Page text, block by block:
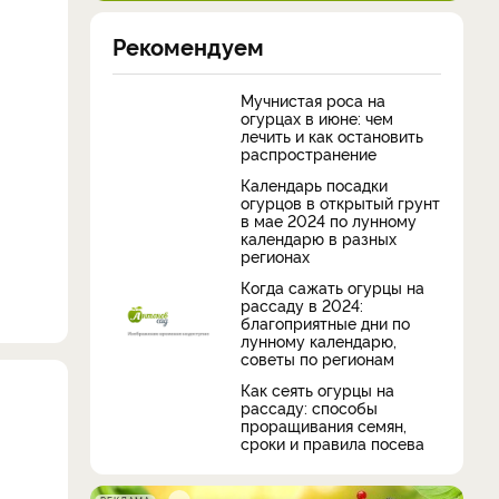
Рекомендуем
Мучнистая роса на
огурцах в июне: чем
лечить и как остановить
распространение
Календарь посадки
огурцов в открытый грунт
в мае 2024 по лунному
календарю в разных
регионах
Когда сажать огурцы на
рассаду в 2024:
благоприятные дни по
лунному календарю,
советы по регионам
Как сеять огурцы на
рассаду: способы
проращивания семян,
сроки и правила посева